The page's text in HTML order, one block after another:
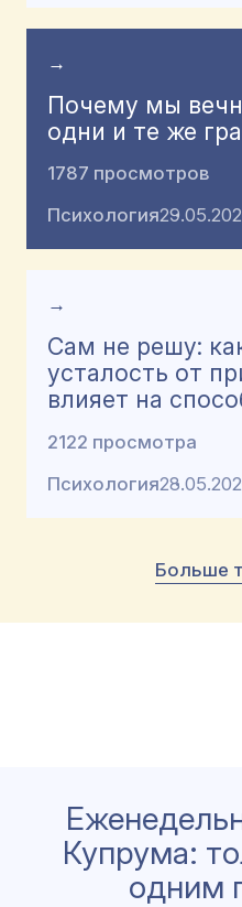
→
Почему мы
одни и те же
1787 просмотров
Психология
→
Сам не решу:
усталость от
влияет на
2122 просмотра
Психология
Больше
Купрума:
одним